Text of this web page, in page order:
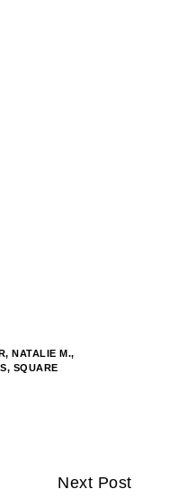
,NATALIE M.,
, SQUARE
Next Post